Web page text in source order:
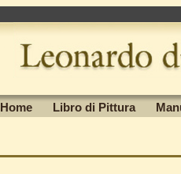
Home Libro di Pittura